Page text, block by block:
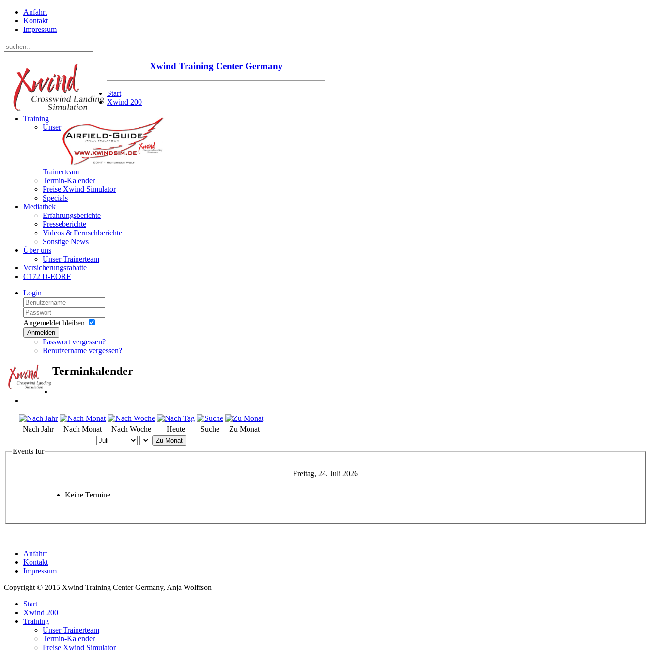
Anfahrt
Kontakt
Impressum
Xwind Training Center Germany
Start
Xwind 200
Training
Unser
Trainerteam
Termin-Kalender
Preise Xwind Simulator
Specials
Mediathek
Erfahrungsberichte
Presseberichte
Videos & Fernsehberichte
Sonstige News
Über uns
Unser Trainerteam
Versicherungsrabatte
C172 D-EORF
Login
Angemeldet bleiben
Anmelden
Passwort vergessen?
Benutzername vergessen?
Terminkalender
Nach Jahr Nach Monat Nach Woche Heute Suche Zu Monat
Zu Monat
Events für
Freitag, 24. Juli 2026
Keine Termine
Anfahrt
Kontakt
Impressum
Copyright © 2015 Xwind Training Center Germany, Anja Wolffson
Start
Xwind 200
Training
Unser Trainerteam
Termin-Kalender
Preise Xwind Simulator